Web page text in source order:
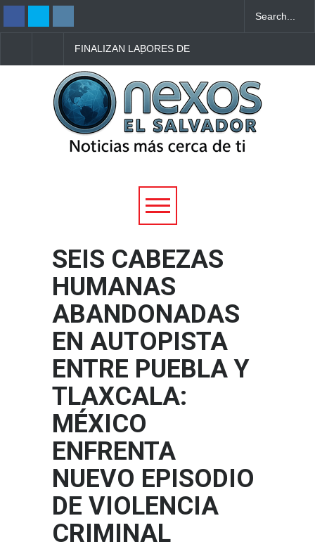
FINALIZAN LABORES DE
PERSONA QUE MURIÓ AL
CAER A UN POZO EN
IZALCO
DENTRO DE UNA
SEIS CABEZAS
HUMANAS
ABANDONADAS
EN AUTOPISTA
ENTRE PUEBLA Y
TLAXCALA:
MÉXICO
ENFRENTA
NUEVO EPISODIO
DE VIOLENCIA
CRIMINAL